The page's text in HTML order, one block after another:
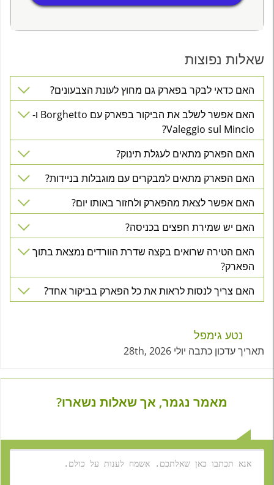
שאלות נפוצות
האם כדאי לבקר בפארק גם מחוץ לעונת הצבעונים?
האם אפשר לשלב את הביקור בפארק עם Borghetto ו-
Valeggio sul Mincio?
האם הפארק מתאים לעגלת תינוק?
האם הפארק מתאים למבקרים עם מוגבלות בניידות?
האם אפשר לצאת מהפארק ולחזור באותו יום?
האם יש שמירת חפצים בכניסה?
האם הטירה שרואים בקצה שדרת הוורדים נמצאת בתוך
הפארק?
האם צריך לנסות לראות את כל הפארק בביקור אחד?
נטע גימפל
תאריך עדכון כתבה יולי 28th, 2026
מאמר נגמר, אך שאלות נשארו?